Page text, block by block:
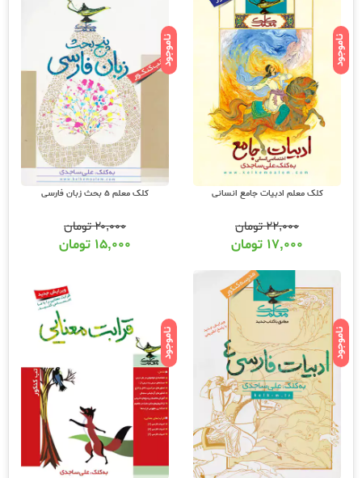
ناموجود
کلک معلم ادبیات جامع انسانی
۲۲,۰۰۰تومان
۱۷,۰۰۰ تومان
ناموجود
کلک معلم 5 بحث زبان فارسی
۲۰,۰۰۰تومان
۱۵,۰۰۰ تومان
ناموجود ناموجود